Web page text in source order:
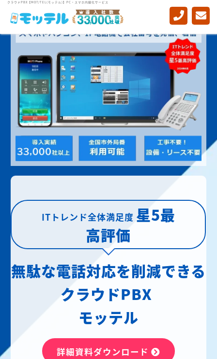
クラウドPBX【MOT/TEL(モッテル)】PC・スマホ内線化サービス
ITトレンド全体満足度 星5最
高評価
無駄な電話対応を削減できる
クラウドPBX
モッテル
詳細資料ダウンロード